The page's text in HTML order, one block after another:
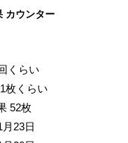
カウンター
くらい
枚くらい
52枚
23日